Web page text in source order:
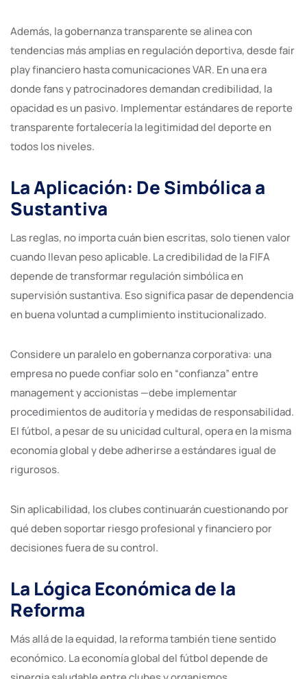
Además, la gobernanza transparente se alinea con
tendencias más amplias en regulación deportiva, desde fair
play financiero hasta comunicaciones VAR. En una era
donde fans y patrocinadores demandan credibilidad, la
opacidad es un pasivo. Implementar estándares de reporte
transparente fortalecería la legitimidad del deporte en
todos los niveles.
La Aplicación: De Simbólica a
Sustantiva
Las reglas, no importa cuán bien escritas, solo tienen valor
cuando llevan peso aplicable. La credibilidad de la FIFA
depende de transformar regulación simbólica en
supervisión sustantiva. Eso significa pasar de dependencia
en buena voluntad a cumplimiento institucionalizado.
Considere un paralelo en gobernanza corporativa: una
empresa no puede confiar solo en “confianza” entre
management y accionistas —debe implementar
procedimientos de auditoría y medidas de responsabilidad.
El fútbol, a pesar de su unicidad cultural, opera en la misma
economía global y debe adherirse a estándares igual de
rigurosos.
Sin aplicabilidad, los clubes continuarán cuestionando por
qué deben soportar riesgo profesional y financiero por
decisiones fuera de su control.
La Lógica Económica de la
Reforma
Más allá de la equidad, la reforma también tiene sentido
económico. La economía global del fútbol depende de